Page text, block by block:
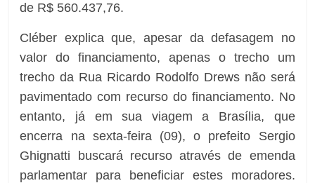
de R$ 560.437,76.
Cléber explica que, apesar da defasagem no
valor do financiamento, apenas o trecho um
trecho da Rua Ricardo Rodolfo Drews não será
pavimentado com recurso do financiamento. No
entanto, já em sua viagem a Brasília, que
encerra na sexta-feira (09), o prefeito Sergio
Ghignatti buscará recurso através de emenda
parlamentar para beneficiar estes moradores.